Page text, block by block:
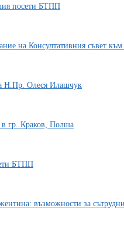
посети БТПП
на Консултативния съвет
Н.Пр. Олеся Илашчук
в гр. Краков, Полша
БТПП
възможности за